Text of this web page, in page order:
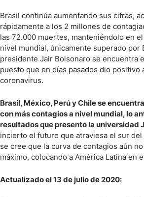
Brasil continúa aumentando sus cifras,
rápidamente a los 2 millones de
las 72.000 muertes, manteniéndolo en
nivel mundial, únicamente superado por
presidente Jair Bolsonaro se encuentra
puesto que en días pasados dio positivo
coronavirus.
Brasil, México, Perú y Chile se
con más contagios a nivel mundial, lo
resultados que presento la universidad
incierto el futuro que atraviesa el sur
se cree que la curva de contagios aún
máximo, colocando a América Latina en
Actualizado el 13 de julio de 2020: